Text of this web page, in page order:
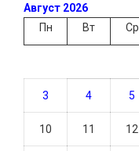
Август 2026
Пн
Вт Ср
3 4 5
10 11 12